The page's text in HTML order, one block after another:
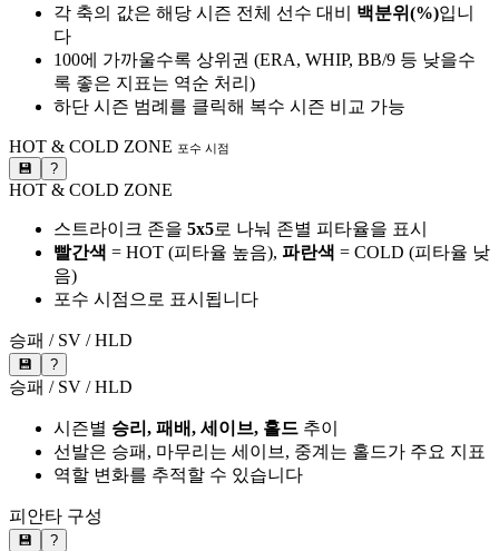
각 축의 값은 해당 시즌 전체 선수 대비 백분위(%)입니
다
100에 가까울수록 상위권 (ERA, WHIP, BB/9 등 낮을수
록 좋은 지표는 역순 처리)
하단 시즌 범례를 클릭해 복수 시즌 비교 가능
HOT & COLD ZONE 포수 시점
💾 ?
HOT & COLD ZONE
스트라이크 존을 5x5로 나눠 존별 피타율을 표시
빨간색 = HOT (피타율 높음), 파란색 = COLD (피타율 낮
음)
포수 시점으로 표시됩니다
승패 / SV / HLD
💾 ?
승패 / SV / HLD
시즌별 승리, 패배, 세이브, 홀드 추이
선발은 승패, 마무리는 세이브, 중계는 홀드가 주요 지표
역할 변화를 추적할 수 있습니다
피안타 구성
💾 ?